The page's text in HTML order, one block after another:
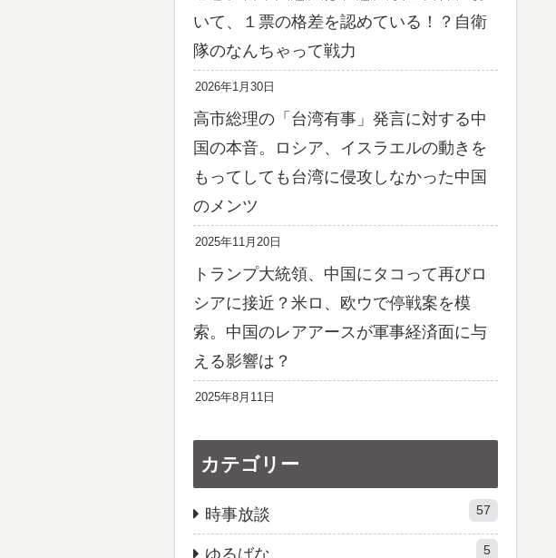
いて、１票の格差を認めている！？自衛
隊のなんちゃって戦力
2026年1月30日
高市総理の「台湾有事」発言に対する中
国の本音。ロシア、イスラエルの動きを
もってしても台湾に侵攻しなかった中国
のメンツ
2025年11月20日
トランプ大統領、中国にタコって再びロ
シアに接近？米ロ、欧ウで停戦案を模
索。中国のレアアースが軍事経済面に与
える影響は？
2025年8月11日
カテゴリー
時事放談 57
ゆるばな 5